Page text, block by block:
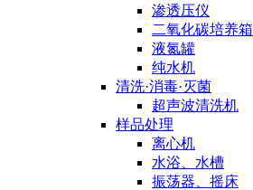
渗透压仪
二氧化碳培养箱
液氮罐
纯水机
清洗·消毒·灭菌
超声波清洗机
样品处理
离心机
水浴、水槽
振荡器、摇床